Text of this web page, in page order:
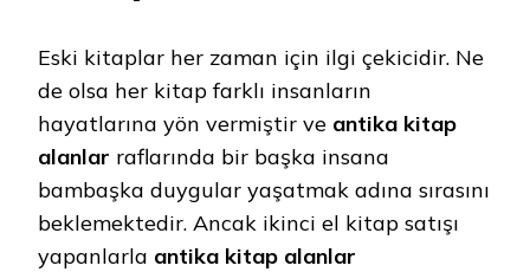
Eski kitaplar her zaman için ilgi çekicidir. Ne
de olsa her kitap farklı insanların
hayatlarına yön vermiştir ve antika kitap
alanlar raflarında bir başka insana
bambaşka duygular yaşatmak adına sırasını
beklemektedir. Ancak ikinci el kitap satışı
yapanlarla antika kitap alanlar